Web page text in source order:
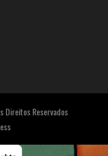
Direitos Reservados